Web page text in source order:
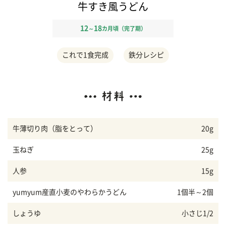
牛すき風うどん
12 ～ 18カ月頃（完了期）
これで1食完成 鉄分レシピ
牛薄切り肉（脂をとって） 20g
玉ねぎ 25g
人参 15g
yumyum産直小麦のやわらかうどん 1個半～2個
しょうゆ 小さじ1/2